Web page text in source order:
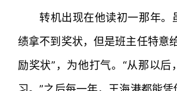
转机出现在他读初一那年。
绩拿不到奖状，但是班主任特意
励奖状”，为他打气。“从那以后